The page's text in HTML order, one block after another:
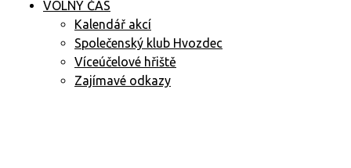
VOLNÝ ČAS
Kalendář akcí
Společenský klub Hvozdec
Víceúčelové hřiště
Zajímavé odkazy